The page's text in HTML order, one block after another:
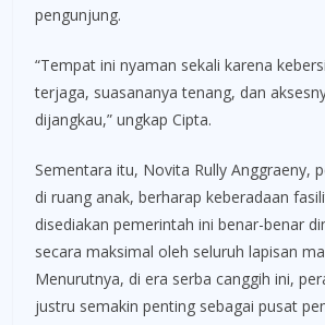
pengunjung.
“Tempat ini nyaman sekali karena
terjaga, suasananya tenang, dan
dijangkau,” ungkap Cipta.
Sementara itu, Novita Rully Anggraeny,
di ruang anak, berharap keberadaan
disediakan pemerintah ini benar-benar
secara maksimal oleh seluruh lapisan
Menurutnya, di era serba canggih ini,
justru semakin penting sebagai pusat